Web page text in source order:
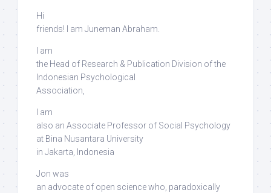
Hi
friends! I am Juneman Abraham.
I am
the Head of Research & Publication Division of the
Indonesian Psychological
Association,
I am
also an Associate Professor of Social Psychology
at Bina Nusantara University
in Jakarta, Indonesia
Jon was
an advocate of open science who, paradoxically